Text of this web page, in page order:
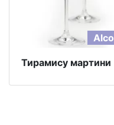
Alco
Тирамису мартини